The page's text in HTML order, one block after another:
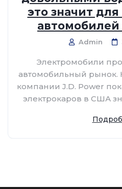
это значит
автомобилей
Admin
Электромобили
автомобильный рынок.
компании J.D. Power
электрокаров в США